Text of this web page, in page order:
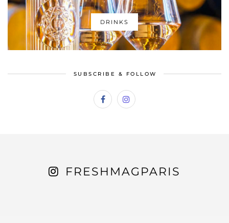
DRINKS
SUBSCRIBE & FOLLOW
FRESHMAGPARIS